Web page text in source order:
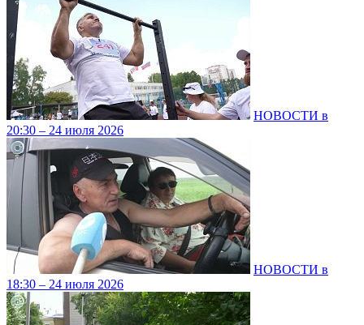
НОВОСТИ в
20:30 – 24 июля 2026
НОВОСТИ в
18:30 – 24 июля 2026